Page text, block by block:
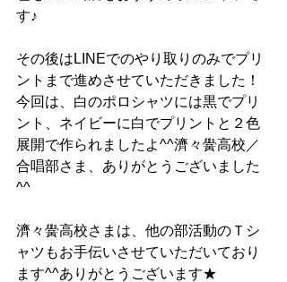
す♪
その後はLINEでのやり取りのみでプリ
ントまで進めさせていただきました！
今回は、白のポロシャツには黒でプリ
ント、ネイビーに白でプリントと２色
展開で作られましたよ^^濟々黌高校／
合唱部さま、ありがとうございました
^^
濟々黌高校さまは、他の部活動のＴシ
ャツもお手伝いさせていただいており
ます^^ありがとうございます★